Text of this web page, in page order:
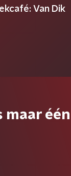
Van Dik
maar